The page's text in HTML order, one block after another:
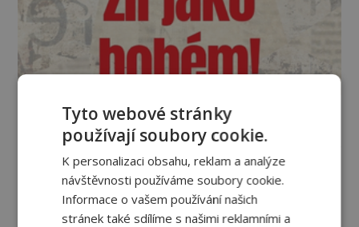
Vesmír a technologie
Co zachycují tajemné snímky
Marsu? Je na něm přeci jen voda?
PREMIUM 7.8.2026 1.9TIS
Tyto webové stránky
používají soubory cookie.
K personalizaci obsahu, reklam a analýze
návštěvnosti používáme soubory cookie.
Informace o vašem používání našich
stránek také sdílíme s našimi reklamními a